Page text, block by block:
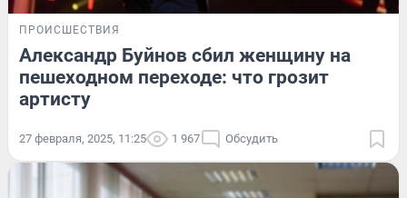
ПРОИСШЕСТВИЯ
Александр Буйнов сбил женщину на
пешеходном переходе: что грозит
артисту
27 февраля, 2025, 11:25 1 967 Обсудить